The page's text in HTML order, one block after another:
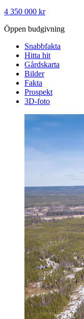
4 350 000 kr
Öppen budgivning
Snabbfakta
Hitta hit
Gårdskarta
Bilder
Fakta
Prospekt
3D-foto